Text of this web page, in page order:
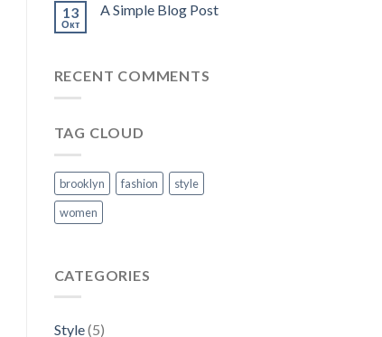
13
Окт
A Simple Blog Post
RECENT COMMENTS
TAG CLOUD
brooklyn fashion
style
women
CATEGORIES
Style(5)